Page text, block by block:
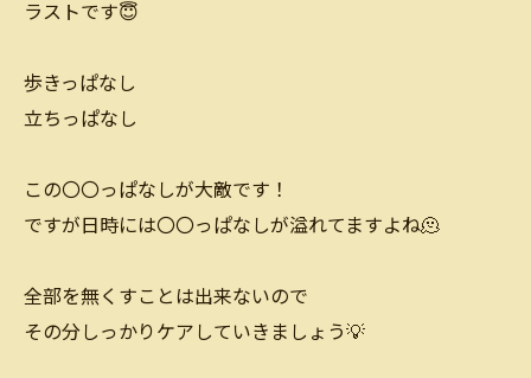
ラストです😇
歩きっぱなし
立ちっぱなし
この〇〇っぱなしが大敵です！
ですが日時には〇〇っぱなしが溢れてますよね🫠
全部を無くすことは出来ないので
その分しっかりケアしていきましょう💡